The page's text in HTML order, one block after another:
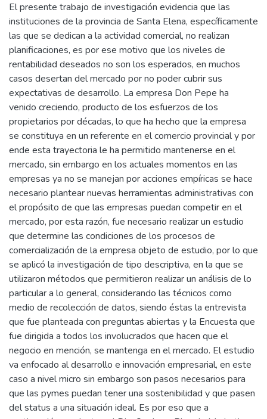
El presente trabajo de investigación evidencia que las
instituciones de la provincia de Santa Elena, específicamente
las que se dedican a la actividad comercial, no realizan
planificaciones, es por ese motivo que los niveles de
rentabilidad deseados no son los esperados, en muchos
casos desertan del mercado por no poder cubrir sus
expectativas de desarrollo. La empresa Don Pepe ha
venido creciendo, producto de los esfuerzos de los
propietarios por décadas, lo que ha hecho que la empresa
se constituya en un referente en el comercio provincial y por
ende esta trayectoria le ha permitido mantenerse en el
mercado, sin embargo en los actuales momentos en las
empresas ya no se manejan por acciones empíricas se hace
necesario plantear nuevas herramientas administrativas con
el propósito de que las empresas puedan competir en el
mercado, por esta razón, fue necesario realizar un estudio
que determine las condiciones de los procesos de
comercialización de la empresa objeto de estudio, por lo que
se aplicó la investigación de tipo descriptiva, en la que se
utilizaron métodos que permitieron realizar un análisis de lo
particular a lo general, considerando las técnicos como
medio de recolección de datos, siendo éstas la entrevista
que fue planteada con preguntas abiertas y la Encuesta que
fue dirigida a todos los involucrados que hacen que el
negocio en mención, se mantenga en el mercado. El estudio
va enfocado al desarrollo e innovación empresarial, en este
caso a nivel micro sin embargo son pasos necesarios para
que las pymes puedan tener una sostenibilidad y que pasen
del status a una situación ideal. Es por eso que a